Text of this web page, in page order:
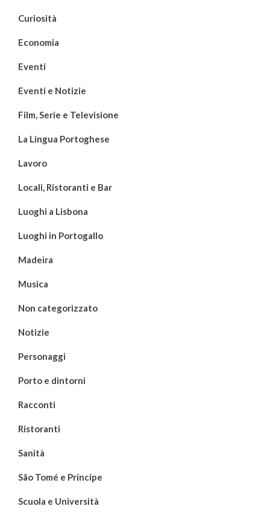
Curiosità
Economia
Eventi
Eventi e Notizie
Film, Serie e Televisione
La Lingua Portoghese
Lavoro
Locali, Ristoranti e Bar
Luoghi a Lisbona
Luoghi in Portogallo
Madeira
Musica
Non categorizzato
Notizie
Personaggi
Porto e dintorni
Racconti
Ristoranti
Sanità
São Tomé e Príncipe
Scuola e Università